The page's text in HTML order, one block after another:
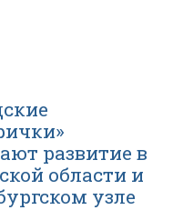
развитие в
области и
узле